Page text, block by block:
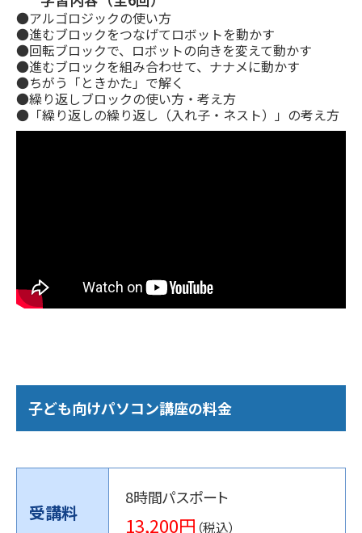
●アルゴロジックの使い方
●進むブロックをつなげてロボットを動かす
●回転ブロックで、ロボットの向きを変えて動かす
●進むブロックを組み合わせて、ナナメに動かす
●ちがう「ときかた」で解く
●繰り返しブロックの使い方・考え方
●「繰り返しの繰り返し（入れ子・ネスト）」の考え方
子ども向けパソコン講座の料金
受講料
8時間パスポート
13,200円 （税込）